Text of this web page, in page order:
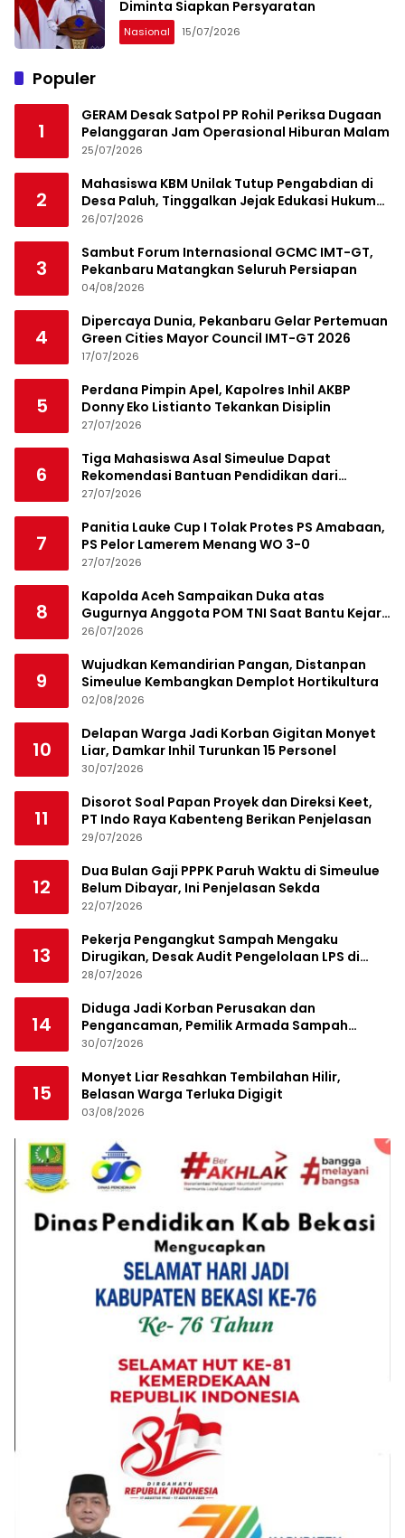
Diminta Siapkan Persyaratan
Nasional 15/07/2026
Populer
1
GERAM Desak Satpol PP Rohil Periksa Dugaan
Pelanggaran Jam Operasional Hiburan Malam
25/07/2026
2
Mahasiswa KBM Unilak Tutup Pengabdian di
Desa Paluh, Tinggalkan Jejak Edukasi Hukum
dan Aksi Sosial
26/07/2026
3
Sambut Forum Internasional GCMC IMT-GT,
Pekanbaru Matangkan Seluruh Persiapan
04/08/2026
4
Dipercaya Dunia, Pekanbaru Gelar Pertemuan
Green Cities Mayor Council IMT-GT 2026
17/07/2026
5
Perdana Pimpin Apel, Kapolres Inhil AKBP
Donny Eko Listianto Tekankan Disiplin
27/07/2026
6
Tiga Mahasiswa Asal Simeulue Dapat
Rekomendasi Bantuan Pendidikan dari
Jamaluddin Idham
27/07/2026
7
Panitia Lauke Cup I Tolak Protes PS Amabaan,
PS Pelor Lamerem Menang WO 3-0
27/07/2026
8
Kapolda Aceh Sampaikan Duka atas
Gugurnya Anggota POM TNI Saat Bantu Kejar
Bandar Narkoba
26/07/2026
9
Wujudkan Kemandirian Pangan, Distanpan
Simeulue Kembangkan Demplot Hortikultura
02/08/2026
10
Delapan Warga Jadi Korban Gigitan Monyet
Liar, Damkar Inhil Turunkan 15 Personel
30/07/2026
11
Disorot Soal Papan Proyek dan Direksi Keet,
PT Indo Raya Kabenteng Berikan Penjelasan
29/07/2026
12
Dua Bulan Gaji PPPK Paruh Waktu di Simeulue
Belum Dibayar, Ini Penjelasan Sekda
22/07/2026
13
Pekerja Pengangkut Sampah Mengaku
Dirugikan, Desak Audit Pengelolaan LPS di
Pekanbaru
28/07/2026
14
Diduga Jadi Korban Perusakan dan
Pengancaman, Pemilik Armada Sampah
Siapkan Laporan Polisi
30/07/2026
15
Monyet Liar Resahkan Tembilahan Hilir,
Belasan Warga Terluka Digigit
03/08/2026